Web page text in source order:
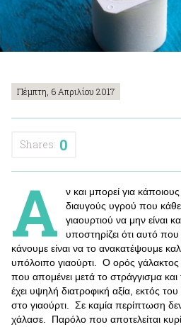
Πέμπτη, 6 Απριλίου 2017
Shares: 0
Α
ν και μπορεί για
διαυγούς υγρού που
γιαουρτιού να μην είναι
υποστηρίζει ότι αυτό
κάνουμε είναι να το ανακατέψουμε
υπόλοιπο γιαούρτι. Ο ορός γάλακτος
που απομένει μετά το στράγγισμα
έχει υψηλή διατροφική αξία, εκτός
στο γιαούρτι. Σε καμία περίπτωση δεν
χάλασε. Παρόλο που αποτελείται